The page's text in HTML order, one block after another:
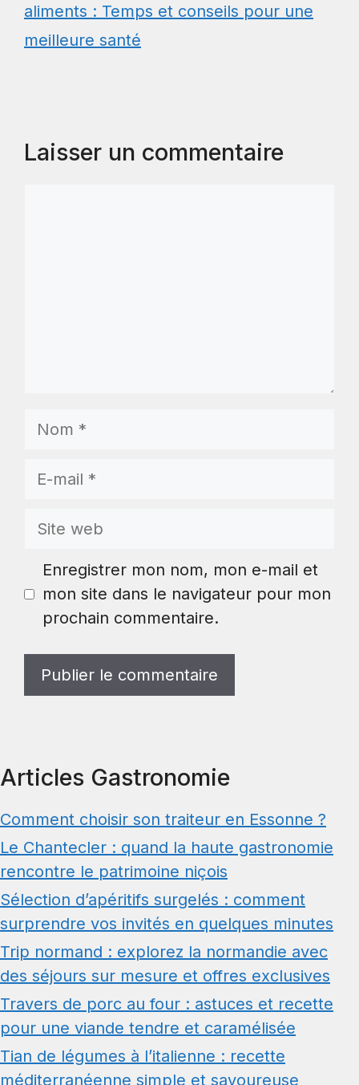
aliments : Temps et conseils pour une
meilleure santé
Laisser un commentaire
Nom
E-
Site
Enregistrer mon nom, mon e-mail et
mon site dans le navigateur pour mon
prochain commentaire.
Articles Gastronomie
Comment choisir son traiteur en Essonne ?
Le Chantecler : quand la haute gastronomie
rencontre le patrimoine niçois
Sélection d’apéritifs surgelés : comment
surprendre vos invités en quelques minutes
Trip normand : explorez la normandie avec
des séjours sur mesure et offres exclusives
Travers de porc au four : astuces et recette
pour une viande tendre et caramélisée
Tian de légumes à l’italienne : recette
méditerranéenne simple et savoureuse